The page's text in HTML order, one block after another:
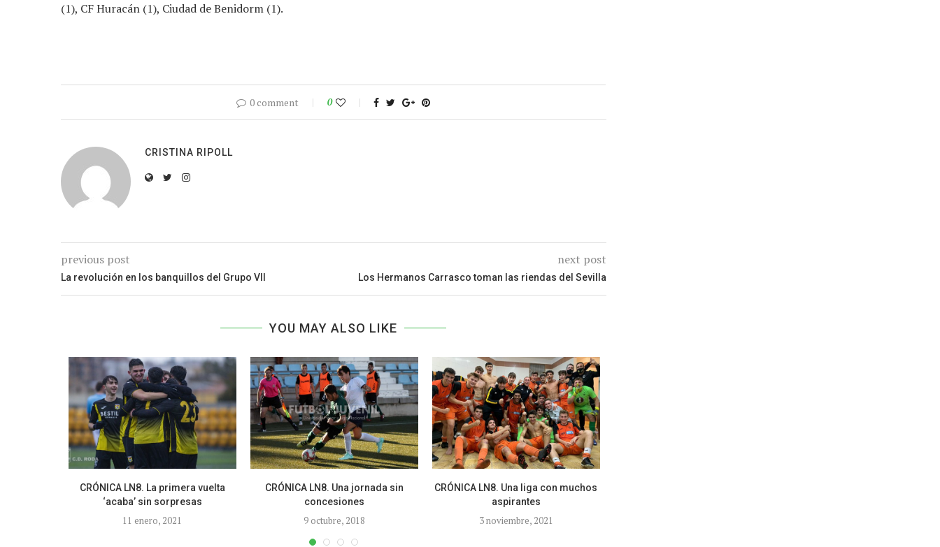
(1), CF Huracán (1), Ciudad de Benidorm (1).
0 comment 0
CRISTINA RIPOLL
previous post
La revolución en los banquillos del Grupo VII
next post
Los Hermanos Carrasco toman las riendas del Sevilla
YOU MAY ALSO LIKE
CRÓNICA LN8. La primera vuelta
‘acaba’ sin sorpresas
11 enero, 2021
CRÓNICA LN8. Una jornada sin
concesiones
9 octubre, 2018
CRÓNICA LN8. Una liga con muchos
aspirantes
3 noviembre, 2021